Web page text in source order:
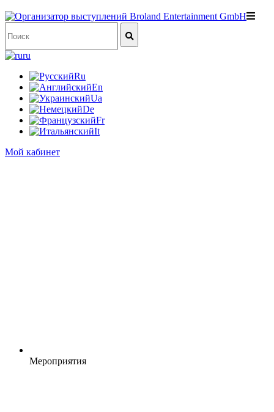
ru
Ru
En
Ua
De
Fr
It
Мой кабинет
Мероприятия